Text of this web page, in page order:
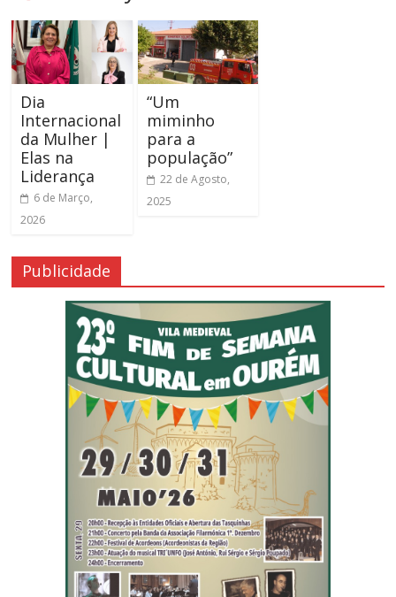
Dia
Internacional
da Mulher |
Elas na
Liderança
6 de Março,
2026
“Um
miminho
para a
população”
22 de Agosto,
2025
Publicidade